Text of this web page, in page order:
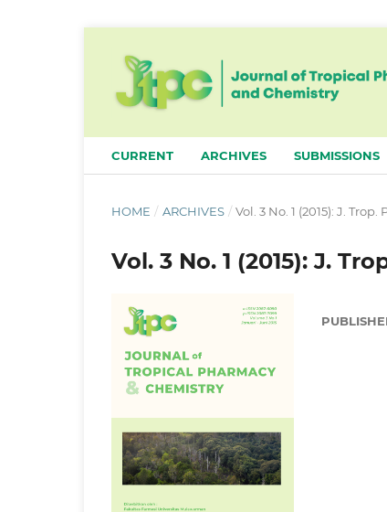
CURRENT ARCHIVES SUBMISSIONS
HOME / ARCHIVES / Vol. 3 No. 1 (2015): J. Trop.
Vol. 3 No. 1 (2015): J.